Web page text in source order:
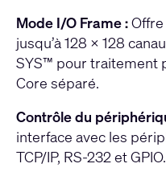
Mode I/O Frame :
jusqu’à 128 x 128
SYS™ pour traitement
Core séparé.
Contrôle du
interface avec les
TCP/IP, RS-232 et GPIO.